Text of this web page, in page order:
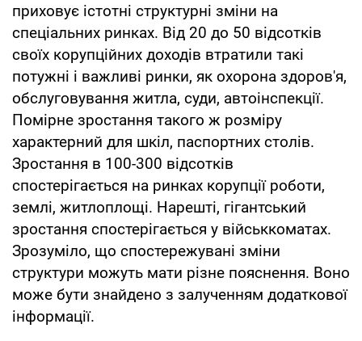
приховує істотні структурні зміни на
спеціальних ринках. Від 20 до 50 відсотків
своїх корупційних доходів втратили такі
потужні і важливі ринки, як охорона здоров'я,
обслуговування житла, суди, автоінспекції.
Помірне зростання такого ж розміру
характерний для шкіл, паспортних столів.
Зростання в 100-300 відсотків
спостерігається на ринках корупції роботи,
землі, житлоплощі. Нарешті, гігантський
зростання спостерігається у військкоматах.
Зрозуміло, що спостережувані зміни
структури можуть мати різне пояснення. Воно
може бути знайдено з залученням додаткової
інформації.